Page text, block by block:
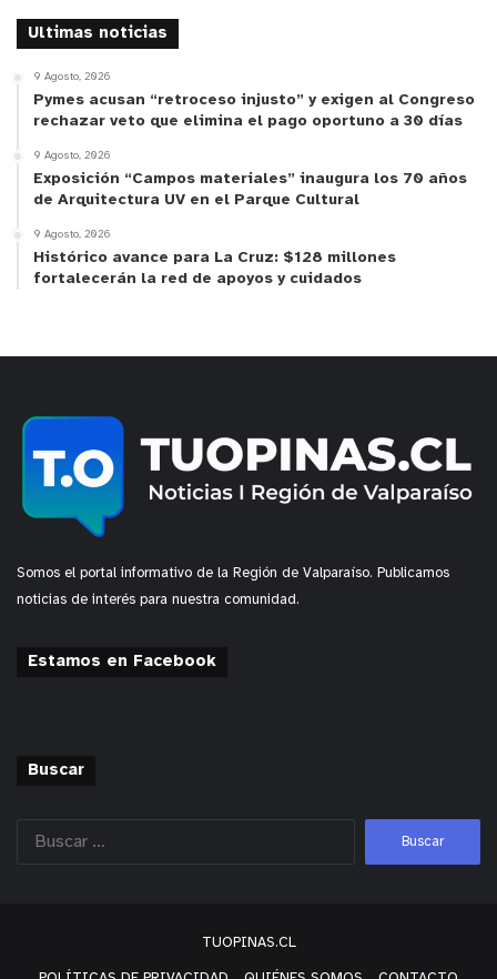
Ultimas noticias
9 Agosto, 2026
Pymes acusan “retroceso injusto” y exigen al Congreso
rechazar veto que elimina el pago oportuno a 30 días
9 Agosto, 2026
Exposición “Campos materiales” inaugura los 70 años
de Arquitectura UV en el Parque Cultural
9 Agosto, 2026
Histórico avance para La Cruz: $128 millones
fortalecerán la red de apoyos y cuidados
Somos el portal informativo de la Región de Valparaíso. Publicamos
noticias de interés para nuestra comunidad.
Estamos en Facebook
Buscar
TUOPINAS.CL